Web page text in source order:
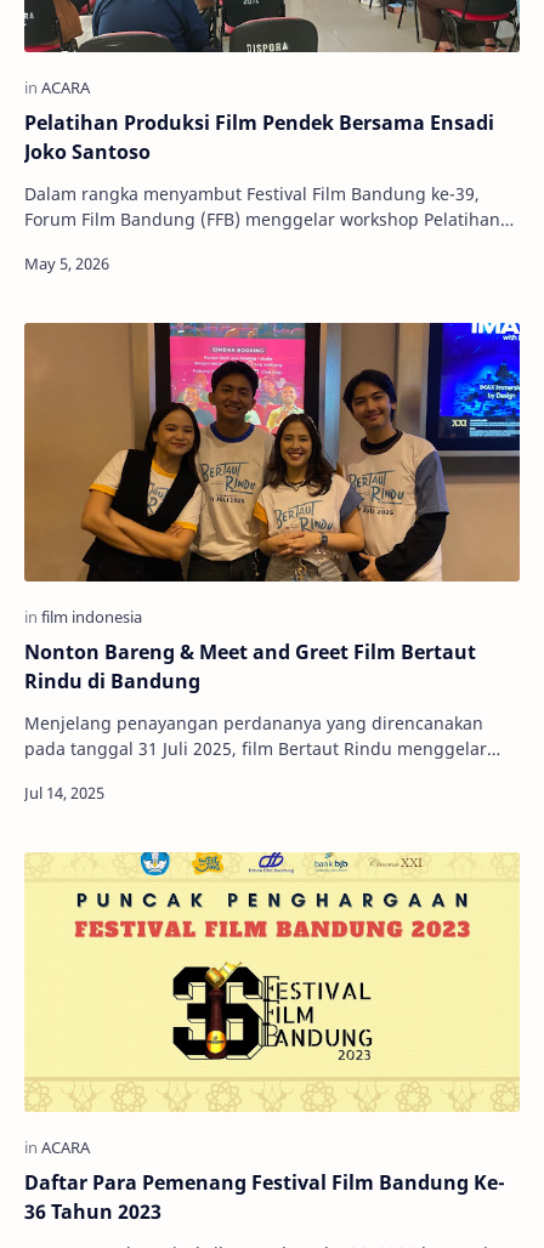
Pelatihan Produksi Film Pendek Bersama Ensadi
Joko Santoso
Dalam rangka menyambut Festival Film Bandung ke-39,
Forum Film Bandung (FFB) menggelar workshop Pelatihan
Nonton Bareng & Meet and Greet Film Bertaut
Rindu di Bandung
Menjelang penayangan perdananya yang direncanakan
pada tanggal 31 Juli 2025, film Bertaut Rindu menggelar
Daftar Para Pemenang Festival Film Bandung Ke-
36 Tahun 2023